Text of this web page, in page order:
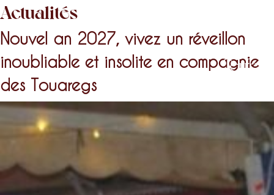
Actualités
Nouvel an 2027, vivez un réveillon
inoubliable et insolite en compagnie
des Touaregs